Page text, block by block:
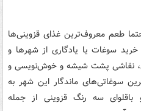
طعم معروف‌ترین غذای قزوینی‌ها
سوغات یا یادگاری از شهرها و
نقاشی پشت شیشه و خوش‌نویسی و
سوغاتی‌های ماندگار این شهر به
سه رنگ قزوینی از جمله